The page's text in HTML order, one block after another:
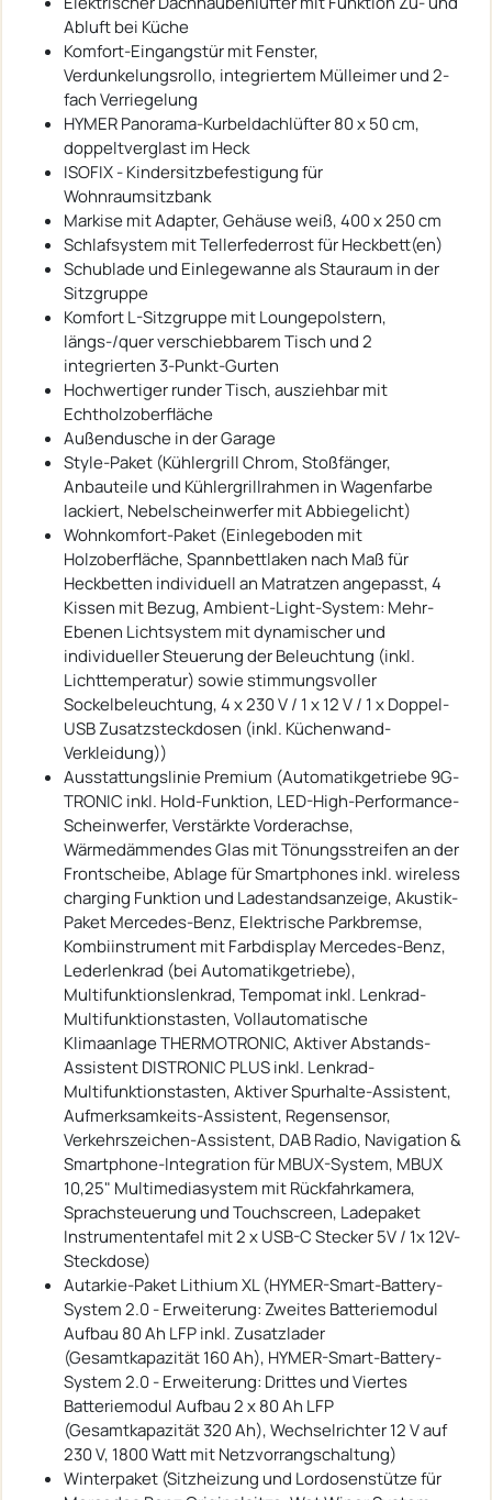
Abluft bei Küche
Komfort-Eingangstür mit Fenster,
Verdunkelungsrollo, integriertem Mülleimer und 2-
fach Verriegelung
HYMER Panorama-Kurbeldachlüfter 80 x 50 cm,
doppeltverglast im Heck
ISOFIX - Kindersitzbefestigung für
Wohnraumsitzbank
Markise mit Adapter, Gehäuse weiß, 400 x 250 cm
Schlafsystem mit Tellerfederrost für Heckbett(en)
Schublade und Einlegewanne als Stauraum in der
Sitzgruppe
Komfort L-Sitzgruppe mit Loungepolstern,
längs-/quer verschiebbarem Tisch und 2
integrierten 3-Punkt-Gurten
Hochwertiger runder Tisch, ausziehbar mit
Echtholzoberfläche
Außendusche in der Garage
Style-Paket (Kühlergrill Chrom, Stoßfänger,
Anbauteile und Kühlergrillrahmen in Wagenfarbe
lackiert, Nebelscheinwerfer mit Abbiegelicht)
Wohnkomfort-Paket (Einlegeboden mit
Holzoberfläche, Spannbettlaken nach Maß für
Heckbetten individuell an Matratzen angepasst, 4
Kissen mit Bezug, Ambient-Light-System: Mehr-
Ebenen Lichtsystem mit dynamischer und
individueller Steuerung der Beleuchtung (inkl.
Lichttemperatur) sowie stimmungsvoller
Sockelbeleuchtung, 4 x 230 V / 1 x 12 V / 1 x Doppel-
USB Zusatzsteckdosen (inkl. Küchenwand-
Verkleidung))
Ausstattungslinie Premium (Automatikgetriebe 9G-
TRONIC inkl. Hold-Funktion, LED-High-Performance-
Scheinwerfer, Verstärkte Vorderachse,
Wärmedämmendes Glas mit Tönungsstreifen an der
Frontscheibe, Ablage für Smartphones inkl. wireless
charging Funktion und Ladestandsanzeige, Akustik-
Paket Mercedes-Benz, Elektrische Parkbremse,
Kombiinstrument mit Farbdisplay Mercedes-Benz,
Lederlenkrad (bei Automatikgetriebe),
Multifunktionslenkrad, Tempomat inkl. Lenkrad-
Multifunktionstasten, Vollautomatische
Klimaanlage THERMOTRONIC, Aktiver Abstands-
Assistent DISTRONIC PLUS inkl. Lenkrad-
Multifunktionstasten, Aktiver Spurhalte-Assistent,
Aufmerksamkeits-Assistent, Regensensor,
Verkehrszeichen-Assistent, DAB Radio, Navigation &
Smartphone-Integration für MBUX-System, MBUX
10,25" Multimediasystem mit Rückfahrkamera,
Sprachsteuerung und Touchscreen, Ladepaket
Instrumententafel mit 2 x USB-C Stecker 5V / 1x 12V-
Steckdose)
Autarkie-Paket Lithium XL (HYMER-Smart-Battery-
System 2.0 - Erweiterung: Zweites Batteriemodul
Aufbau 80 Ah LFP inkl. Zusatzlader
(Gesamtkapazität 160 Ah), HYMER-Smart-Battery-
System 2.0 - Erweiterung: Drittes und Viertes
Batteriemodul Aufbau 2 x 80 Ah LFP
(Gesamtkapazität 320 Ah), Wechselrichter 12 V auf
230 V, 1800 Watt mit Netzvorrangschaltung)
Winterpaket (Sitzheizung und Lordosenstütze für